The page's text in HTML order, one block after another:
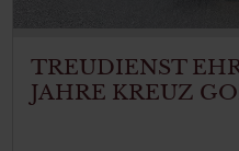
TREUDIENST
JAHRE KREUZ